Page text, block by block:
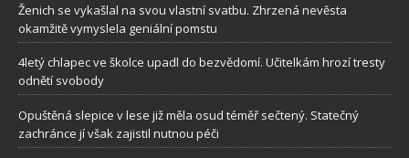
Ženich se vykašlal na svou vlastní svatbu. Zhrzená nevěsta
okamžitě vymyslela geniální pomstu
4letý chlapec ve školce upadl do bezvědomí. Učitelkám hrozí tresty
odnětí svobody
Opuštěná slepice v lese již měla osud téměř sečtený. Statečný
zachránce jí však zajistil nutnou péči